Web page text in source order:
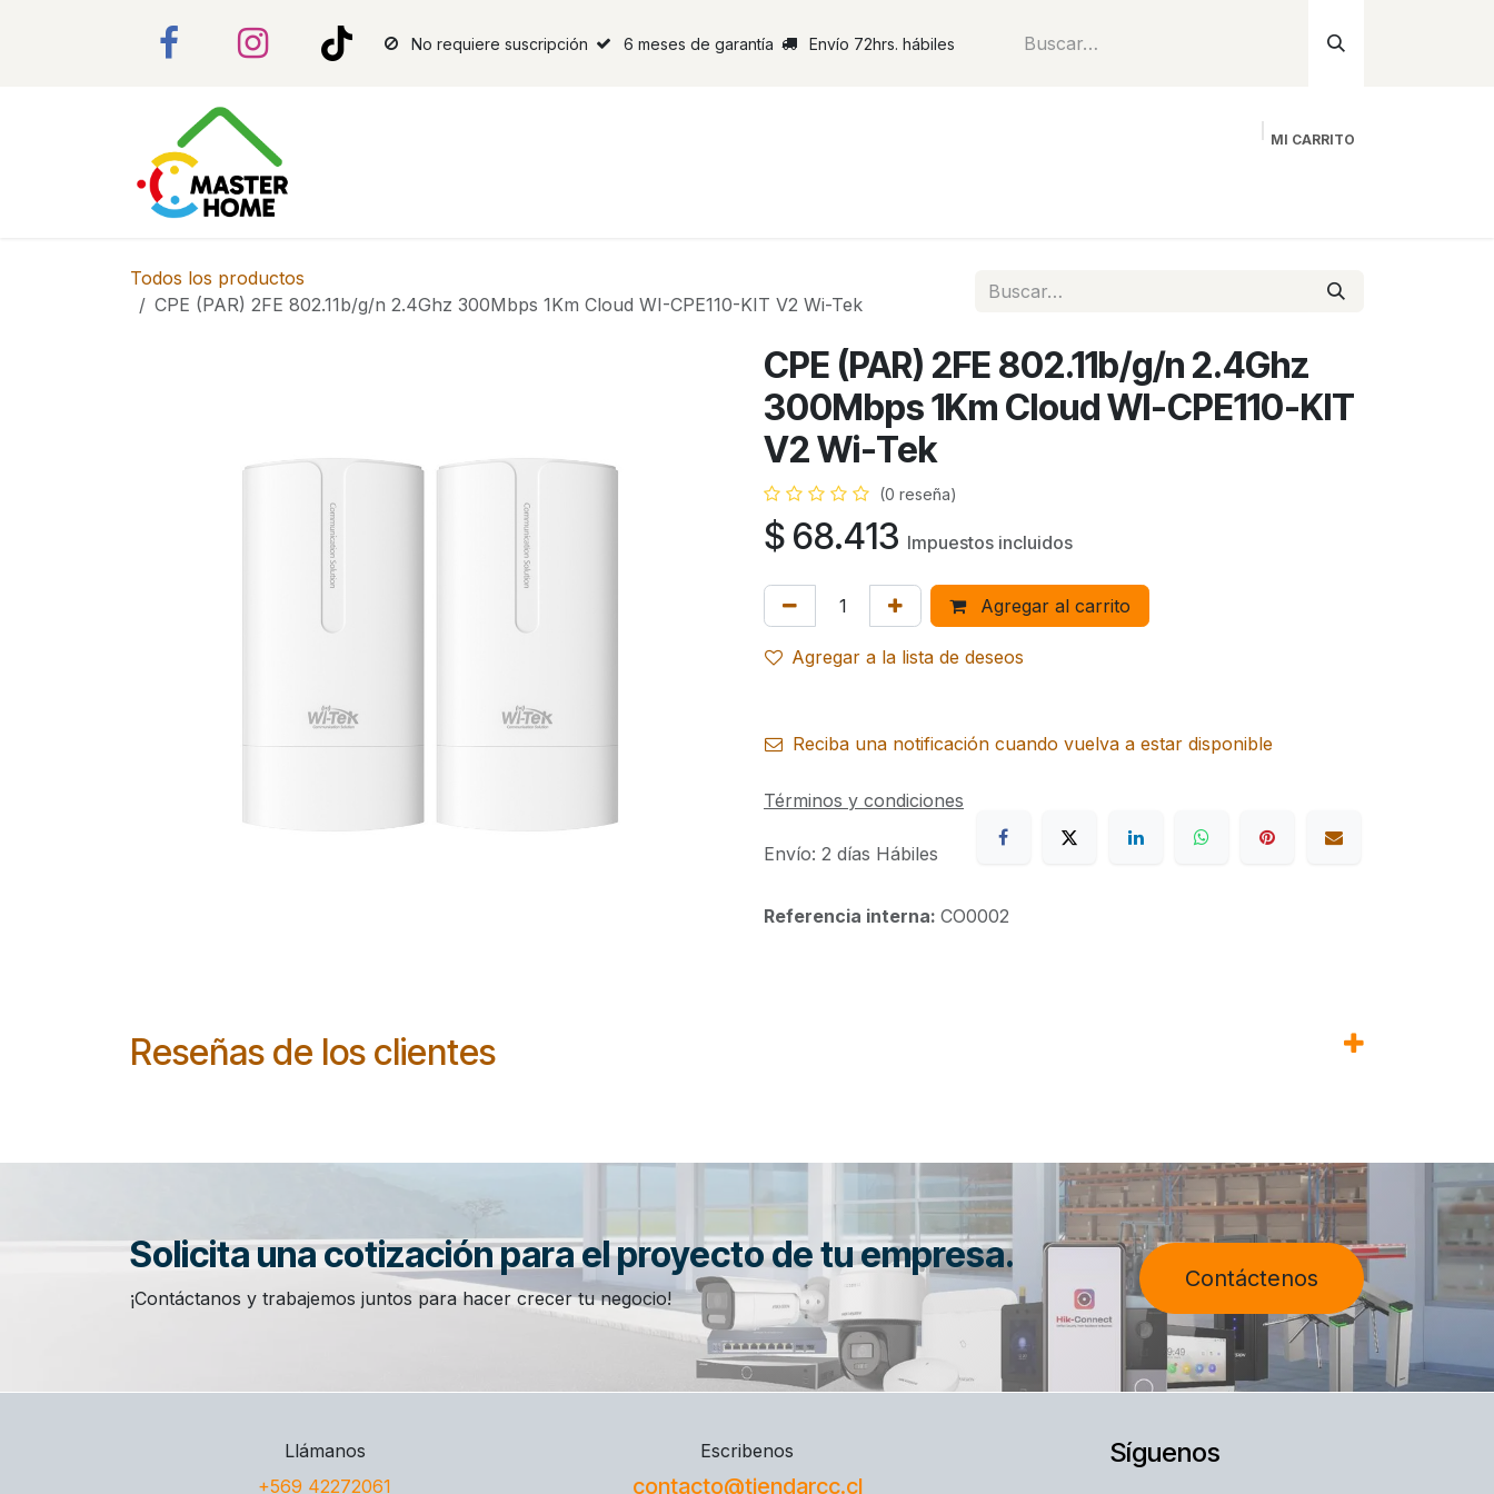
No requiere suscripción 6 meses de garantía Envío 72hrs. hábiles
MI CARRITO
Todos los productos
CPE (PAR) 2FE 802.11b/g/n 2.4Ghz 300Mbps 1Km Cloud WI-CPE110-KIT V2 Wi-Tek
CPE (PAR) 2FE 802.11b/g/n 2.4Ghz
300Mbps 1Km Cloud WI-CPE110-KIT
V2 Wi-Tek
(0 reseña)
$ 68.413 Impuestos incluidos
Agregar al carrito
Agregar a la lista de deseos
Reciba una notificación cuando vuelva a estar disponible
Términos y condiciones
Envío: 2 días Hábiles
Referencia interna: CO0002
Reseñas de los clientes
Solicita una cotización para el proyecto de tu empresa.
¡Contáctanos y trabajemos juntos para hacer crecer tu negocio!
Contáctenos
Llámanos
+569 42272061
Escribenos
contacto@tiendarcc.cl
Síguenos